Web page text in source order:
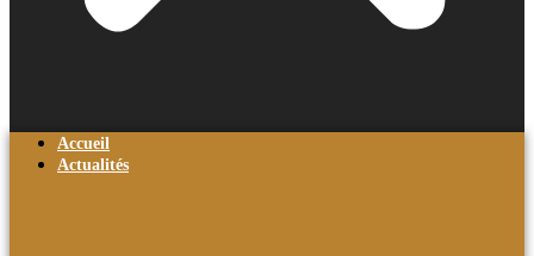
Accueil
Actualités